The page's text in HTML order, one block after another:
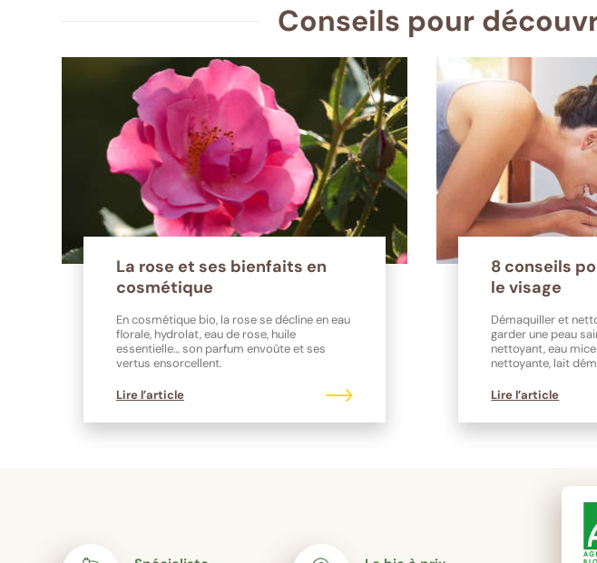
Conseils pour
La rose et ses bienfaits en
cosmétique
En cosmétique bio, la rose se décline en eau
florale, hydrolat, eau de rose, huile
essentielle… son parfum envoûte et ses
vertus ensorcellent.
Lire l’article
8 conseils
le visage
Démaquiller et
garder une peau
nettoyant, eau
nettoyante, lait
Lire l’article